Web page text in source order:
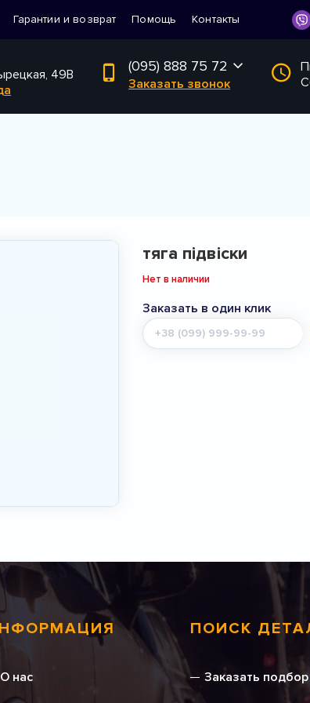
Гарантии и возврат Помощь Контакты
49В
(095) 888 75 72
Заказать звонок
тяга підвіски
Нет в наличии
Заказать в один клик
Мобильный
телефон
О нас
ПОИСК
Заказать